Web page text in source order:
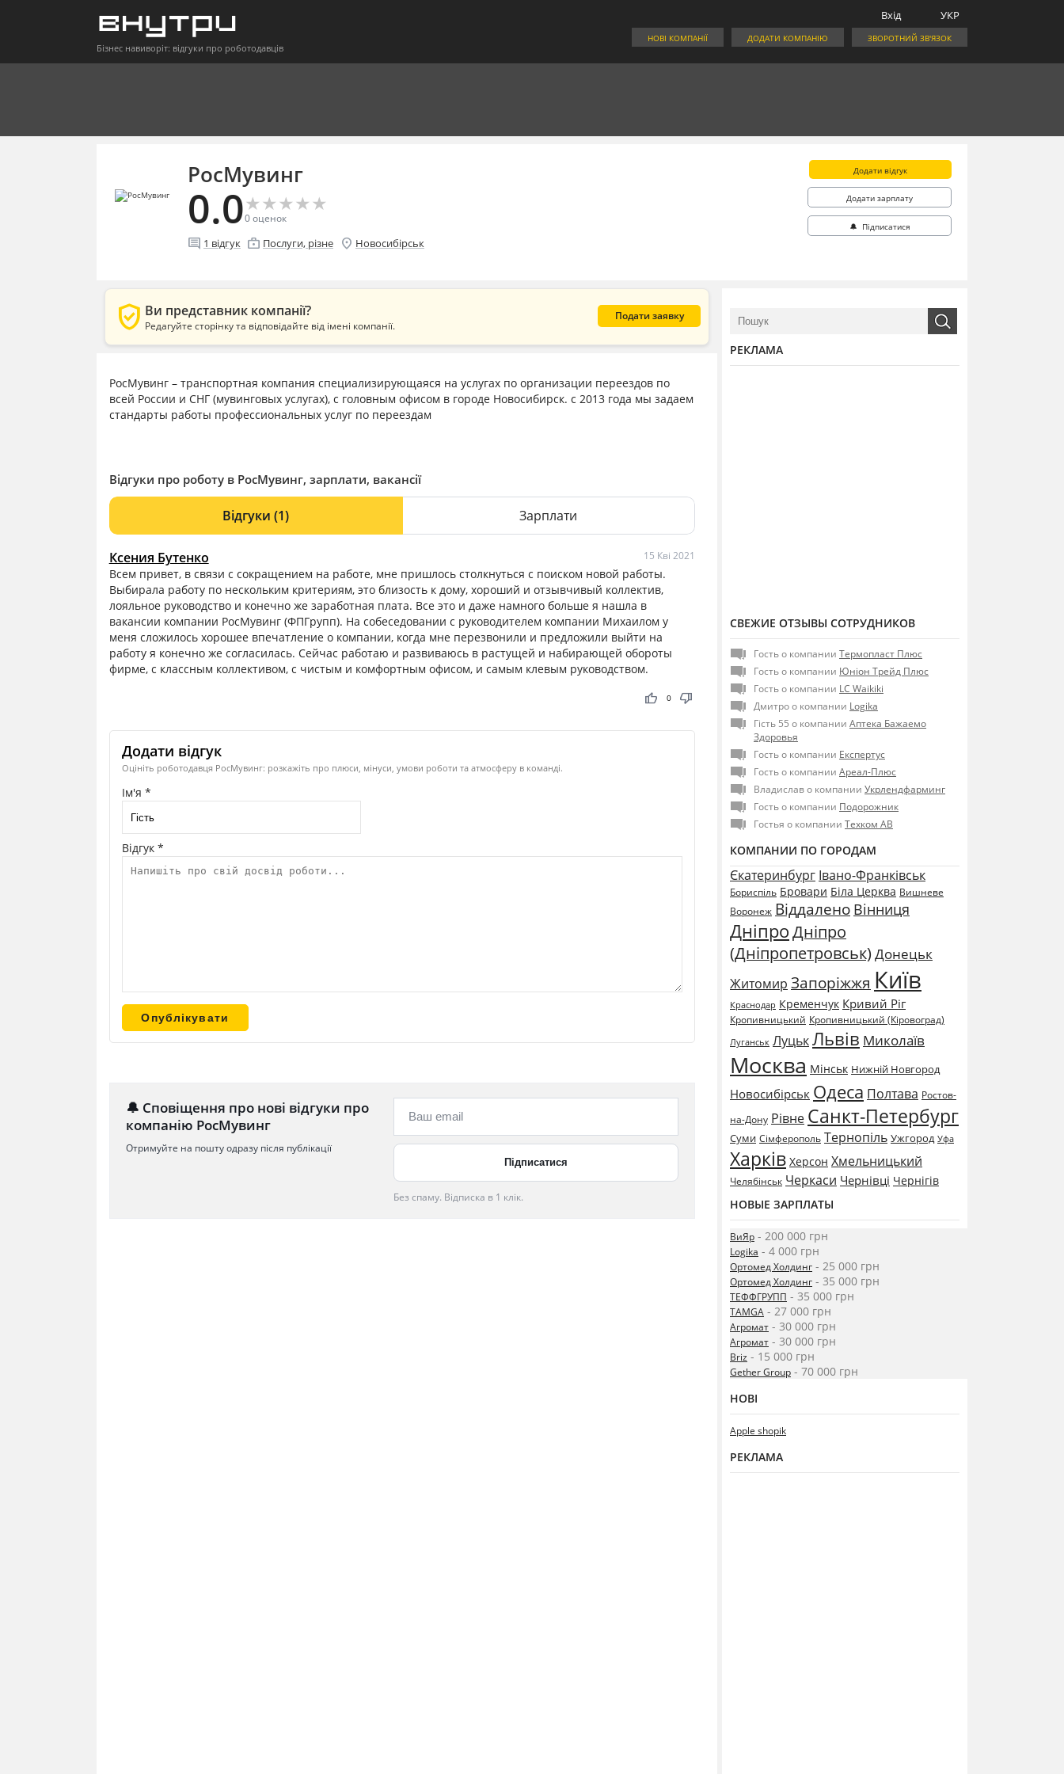
Бізнес навиворіт: відгуки про роботодавців
УКР
Вхід
ЗВОРОТНИЙ ЗВ'ЯЗОК
ДОДАТИ КОМПАНІЮ
НОВІ КОМПАНІЇ
РосМувинг
0.0★
★★
★★
★★
★★
★
0оценок
comment 1 відгук enterprise Послуги, різне location_on Новосибірськ
Додати відгук
Додати зарплату
🔔 Підписатися
verified_user Ви представник компанії?
Редагуйте сторінку та відповідайте від імені компанії.
Подати заявку
РосМувинг – транспортная компания специализирующаяся на услугах по организации переездов по
всей России и СНГ (мувинговых услугах), с головным офисом в городе Новосибирск. с 2013 года мы задаем
стандарты работы профессиональных услуг по переездам
Відгуки про роботу в РосМувинг, зарплати, вакансії
Відгуки(1) Зарплати
Ксения Бутенко 15 Кві 2021
Всем привет, в связи с сокращением на работе, мне пришлось столкнуться с поиском новой работы.
Выбирала работу по нескольким критериям, это близость к дому, хороший и отзывчивый коллектив,
лояльное руководство и конечно же заработная плата. Все это и даже намного больше я нашла в
вакансии компании РосМувинг (ФПГрупп). На собеседовании с руководителем компании Михаилом у
меня сложилось хорошее впечатление о компании, когда мне перезвонили и предложили выйти на
работу я конечно же согласилась. Сейчас работаю и развиваюсь в растущей и набирающей обороты
фирме, с классным коллективом, с чистым и комфортным офисом, и самым клевым руководством.
thumb_up thumb_down
0
Додати відгук
Оцініть роботодавця РосМувинг: розкажіть про плюси, мінуси, умови роботи та атмосферу в команді.
Ім'я *
Відгук *
🔔 Сповіщення про нові відгуки про
компанію РосМувинг
Отримуйте на пошту одразу після публікації
Без спаму. Відписка в 1 клік.
РЕКЛАМА
СВЕЖИЕ ОТЗЫВЫ СОТРУДНИКОВ
Гость о компании Термопласт Плюс
Гость о компании Юніон Трейд Плюс
Гость о компании LC Waikiki
Дмитро о компании Logika
Гість 55 о компании Аптека Бажаемо
Здоровья
Гость о компании Експертус
Гость о компании Ареал-Плюс
Владислав о компании Укрлендфарминг
Гость о компании Подорожник
Гостья о компании Техком АВ
КОМПАНИИ ПО ГОРОДАМ
Єкатеринбург Івано-Франківськ
Бориспіль Бровари Біла Церква Вишневе
Воронеж Віддалено Вінниця
ДніпроДніпро
(Дніпропетровськ) Донецьк
Житомир Запоріжжя Київ
Краснодар Кременчук Кривий Ріг
Кропивницький Кропивницький (Кіровоград)
Луганськ ЛуцькЛьвів Миколаїв
Москва Мінськ Нижній Новгород
Новосибірськ Одеса Полтава Ростов-
на-Дону Рівне Санкт-Петербург
Суми Сімферополь Тернопіль Ужгород Уфа
Харків Херсон Хмельницький
Челябінськ Черкаси Чернівці Чернігів
НОВЫЕ ЗАРПЛАТЫ
ВиЯр - 200 000 грн
Logika - 4 000 грн
Ортомед Холдинг - 25 000 грн
Ортомед Холдинг - 35 000 грн
ТЕФФГРУПП - 35 000 грн
TAMGA - 27 000 грн
Агромат - 30 000 грн
Агромат - 30 000 грн
Briz - 15 000 грн
Gether Group - 70 000 грн
НОВІ
Apple shopik
РЕКЛАМА